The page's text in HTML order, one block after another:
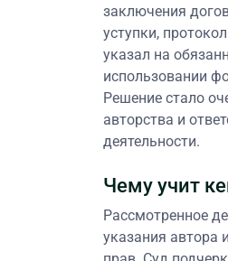
заключения
уступки,
указал на
использовании
Решение стало
авторства и
деятельности.
Чему учит
Рассмотренное
указания автора